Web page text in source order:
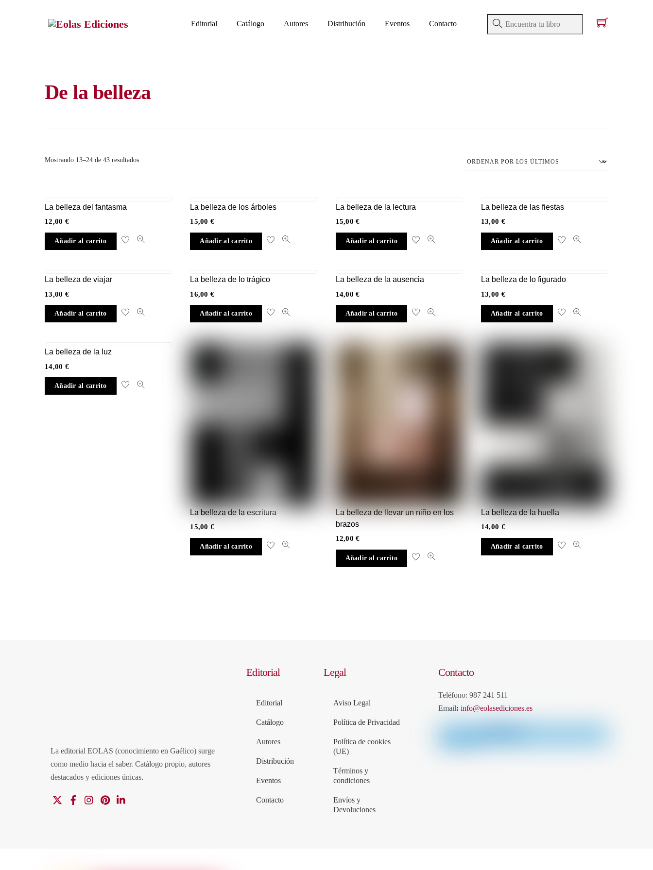
Editorial Catálogo Autores Distribución Eventos Contacto
De la belleza
Mostrando 13–24 de 43 resultadosOrdenado
La belleza del fantasma
12,00 €
Añadir al carrito
La belleza de los árboles
15,00€
Añadir al carrito
La belleza de la lectura
15,00€
Añadir al carrito
La belleza de las fiestas
13,00 €
Añadir al carrito
La belleza de viajar
13,00 €
Añadir al carrito
La belleza de lo trágico
16,00€
Añadir al carrito
La belleza de la ausencia
14,00€
Añadir al carrito
La belleza de lo figurado
13,00 €
Añadir al carrito
La belleza de la luz
14,00 €
Añadir al carrito
La belleza de la escritura
15,00€
Añadir al carrito
La belleza de llevar un niño en los
brazos
12,00€
Añadir al carrito
La belleza de la huella
14,00 €
Añadir al carrito
La editorial EOLAS (conocimiento en Gaélico) surge
como medio hacia el saber. Catálogo propio, autores
destacados y ediciones únicas.
FacebookInstagramPinterest
Editorial
Editorial
Catálogo
Autores
Distribución
Eventos
Contacto
Legal
Aviso Legal
Política de Privacidad
Política de cookies
(UE)
Términos y
condiciones
Envíos y
Devoluciones
Contacto
Teléfono: 987 241 511
Email: info@eolasediciones.es